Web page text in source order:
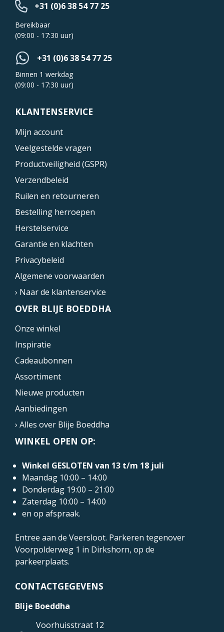
+31 (0)6 38 54 77 25
Bereikbaar
(09:00 - 17:30 uur)
+31 (0)6 38 54 77 25
Binnen 1 werkdag
(09:00 - 17:30 uur)
KLANTENSERVICE
Mijn account
Veelgestelde vragen
Productveiligheid (GSPR)
Verzendbeleid
Ruilen en retourneren
Bestelling herroepen
Herstelservice
Garantie en klachten
Privacybeleid
Algemene voorwaarden
› Naar de klantenservice
OVER BLIJE BOEDDHA
Onze winkel
Inspiratie
Cadeaubonnen
Assortiment
Nieuwe producten
Aanbiedingen
› Alles over Blije Boeddha
WINKEL OPEN OP:
Winkel GESLOTEN van 13 t/m 18 juli
Maandag 10:00 – 14:00
Donderdag 19:00 – 21:00
Zaterdag 10:00 – 14:00
en op afspraak.
Entree aan de Veersloot. Parkeren tegenover
Voorpolderweg 1 in Dirkshorn, op de
parkeerplaats.
CONTACTGEGEVENS
Blije Boeddha
Voorhuisstraat 12